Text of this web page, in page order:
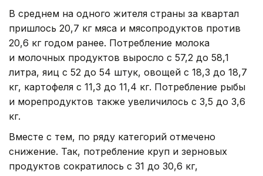
В среднем на одного жителя страны за квартал
пришлось 20,7 кг мяса и мясопродуктов против
20,6 кг годом ранее. Потребление молока
и молочных продуктов выросло с 57,2 до 58,1
литра, яиц с 52 до 54 штук, овощей с 18,3 до 18,7
кг, картофеля с 11,3 до 11,4 кг. Потребление рыбы
и морепродуктов также увеличилось с 3,5 до 3,6
кг.
Вместе с тем, по ряду категорий отмечено
снижение. Так, потребление круп и зерновых
продуктов сократилось с 31 до 30,6 кг,